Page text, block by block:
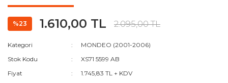
%23 1.610,00 TL 2.095,00 TL
Kategori
MONDEO (2001-2006)
Stok Kodu
XS71 5599 AB
Fiyat
1.745,83 TL + KDV